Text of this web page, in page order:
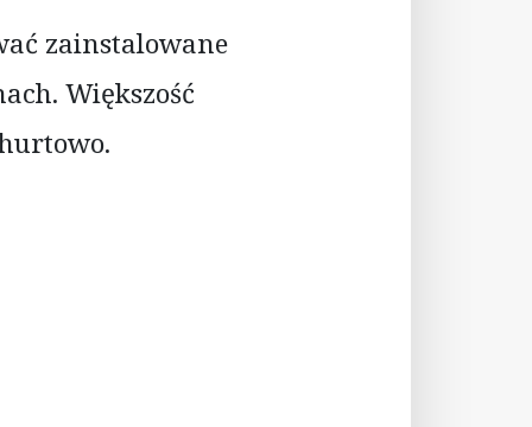
zainstalowane
Większość